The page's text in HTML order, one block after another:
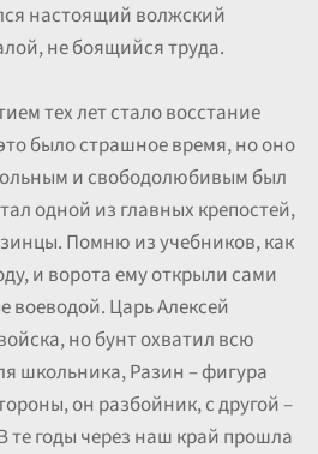
настоящий волжский
не боящийся труда.
тех лет стало восстание
было страшное время, но оно
и свободолюбивым был
одной из главных крепостей,
Помню из учебников, как
и ворота ему открыли сами
воеводой. Царь Алексей
но бунт охватил всю
школьника, Разин – фигура
он разбойник, с другой –
те годы через наш край прошла